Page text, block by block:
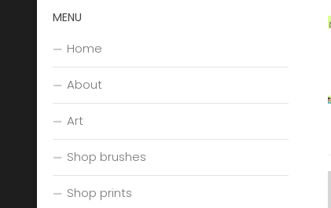
MENU
Home
About
Art
Shop brushes
Shop prints